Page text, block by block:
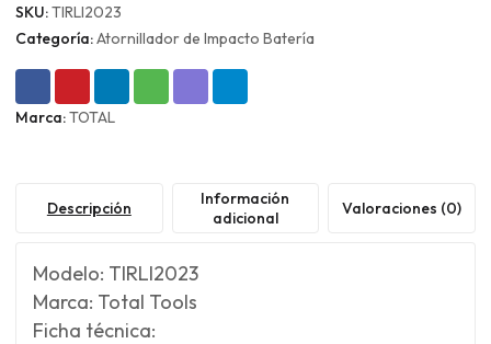
SKU:TIRLI2023
Categoría:Atornillador de Impacto Batería
Marca:TOTAL
Descripción
Información
adicional
Valoraciones (0)
Modelo: TIRLI2023
Marca: Total Tools
Ficha técnica: